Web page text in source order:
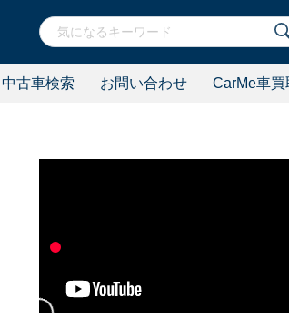
中古車検索 お問い合わせ CarMe車買